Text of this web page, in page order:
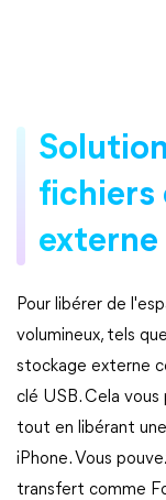
fichiers
externe
Pour libérer de
volumineux, tels
stockage externe
clé USB. Cela
tout en libérant
iPhone. Vous
transfert comme